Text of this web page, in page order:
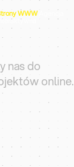
WWW Agencja
Interaktywna
90 Dni
nas do
online.